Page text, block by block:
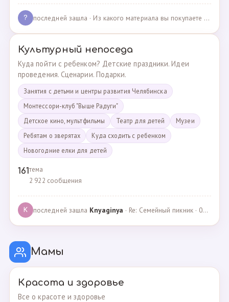
? последней зашла · Из какого материала вы покупаете одежду для своих д… · 03.05.2025
Культурный непоседа
Куда пойти с ребенком? Детские праздники. Идеи
проведения. Сценарии. Подарки.
Занятия с детьми и центры развития Челябинска
Монтессори-клуб "Выше Радуги"
Детское кино, мультфильмы
Театр для детей
Музеи
Ребятам о зверятах
Куда сходить с ребенком
Новогодние елки для детей
161тема
2 922 сообщения
K последней зашла Knyaginya · Re: Семейный пикник · 07.05.2025
Мамы
Красота и здоровье
Все о красоте и здоровье